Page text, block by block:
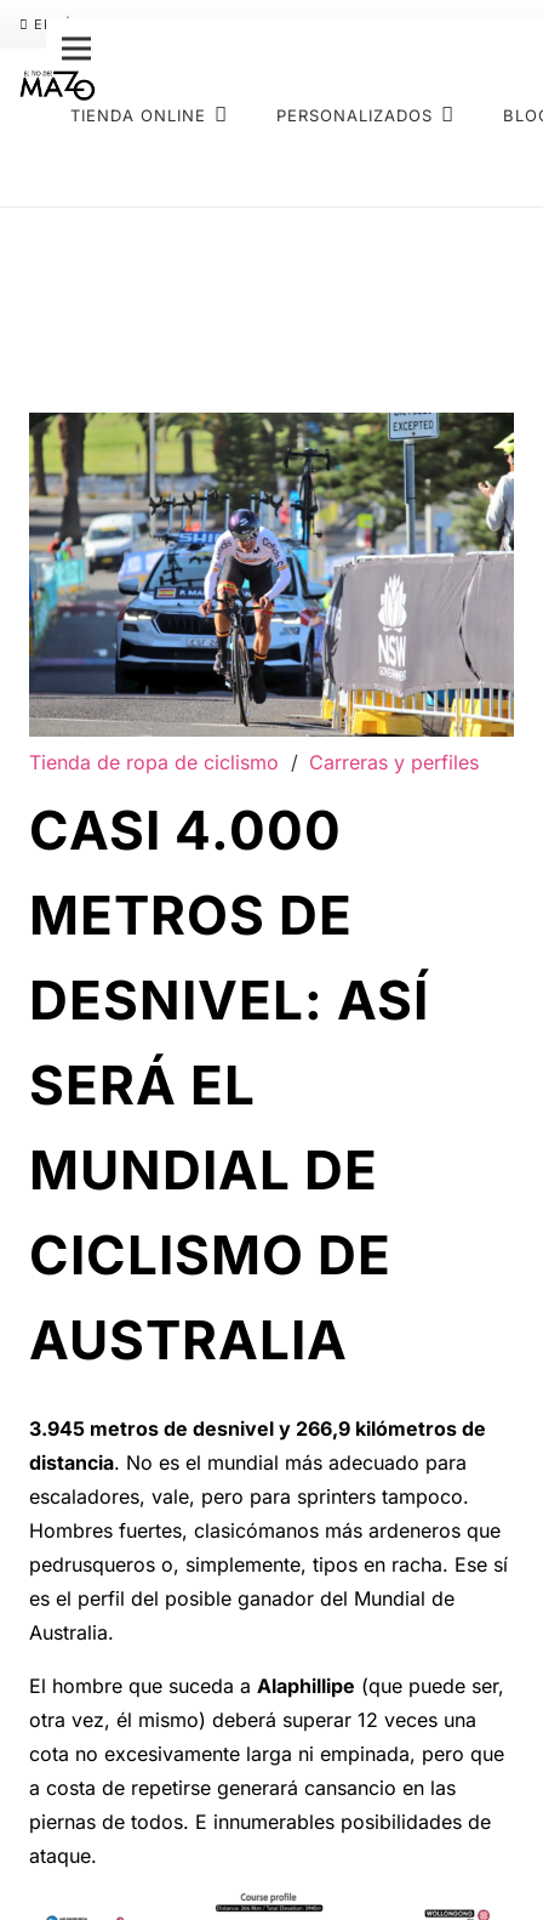
ENVÍO GRATIS
TIENDA ONLINE PERSONALIZADOS
Tienda de ropa de ciclismo / Carreras y perfiles
CASI 4.000
METROS DE
DESNIVEL: ASÍ
SERÁ EL
MUNDIAL DE
CICLISMO DE
AUSTRALIA
3.945 metros de desnivel y 266,9 kilómetros de
distancia. No es el mundial más adecuado para
escaladores, vale, pero para sprinters tampoco.
Hombres fuertes, clasicómanos más ardeneros que
pedrusqueros o, simplemente, tipos en racha. Ese sí
es el perfil del posible ganador del Mundial de
Australia.
El hombre que suceda a Alaphillipe (que puede ser,
otra vez, él mismo) deberá superar 12 veces una
cota no excesivamente larga ni empinada, pero que
a costa de repetirse generará cansancio en las
piernas de todos. E innumerables posibilidades de
ataque.